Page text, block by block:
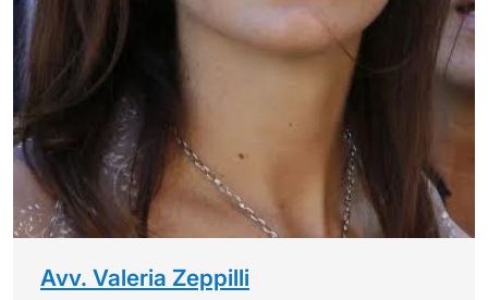
Avv. Valeria Zeppilli